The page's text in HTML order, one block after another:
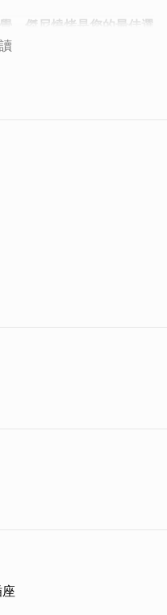
，傑尼燒烤是您的最佳選